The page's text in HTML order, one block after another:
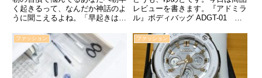
く起きるって、なんだか神話のよ
うに聞こえるよね。「早起きは三
起きすることが仕事の成功につな
がるって信じている人も多い。で
も、実際のところはどうなんだろ
う？実は早起きが合わない人…
レビューを書きます。『アドミラ
ル』ボディバッグ ADGT-01 ネ
ラル」のボディバック。ボディバ
ッグ admiral アドミラル PU
ADGT-01 admiral2-006 ネ...
ファッション ファッション